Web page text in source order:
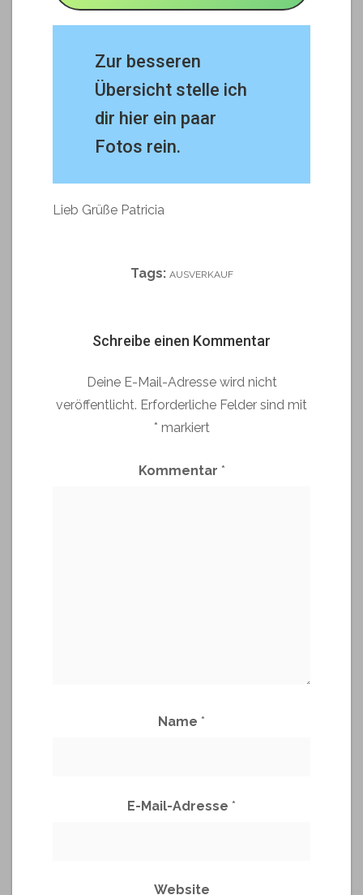
Zur besseren
Übersicht stelle ich
dir hier ein paar
Fotos rein.
Lieb Grüße Patricia
Tags: AUSVERKAUF
Schreibe einen Kommentar
Deine E-Mail-Adresse wird nicht
veröffentlicht. Erforderliche Felder sind mit
* markiert
Kommentar *
Name *
E-Mail-Adresse *
Website